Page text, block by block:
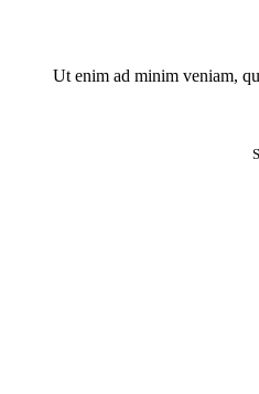
Ut enim ad minim veniam,